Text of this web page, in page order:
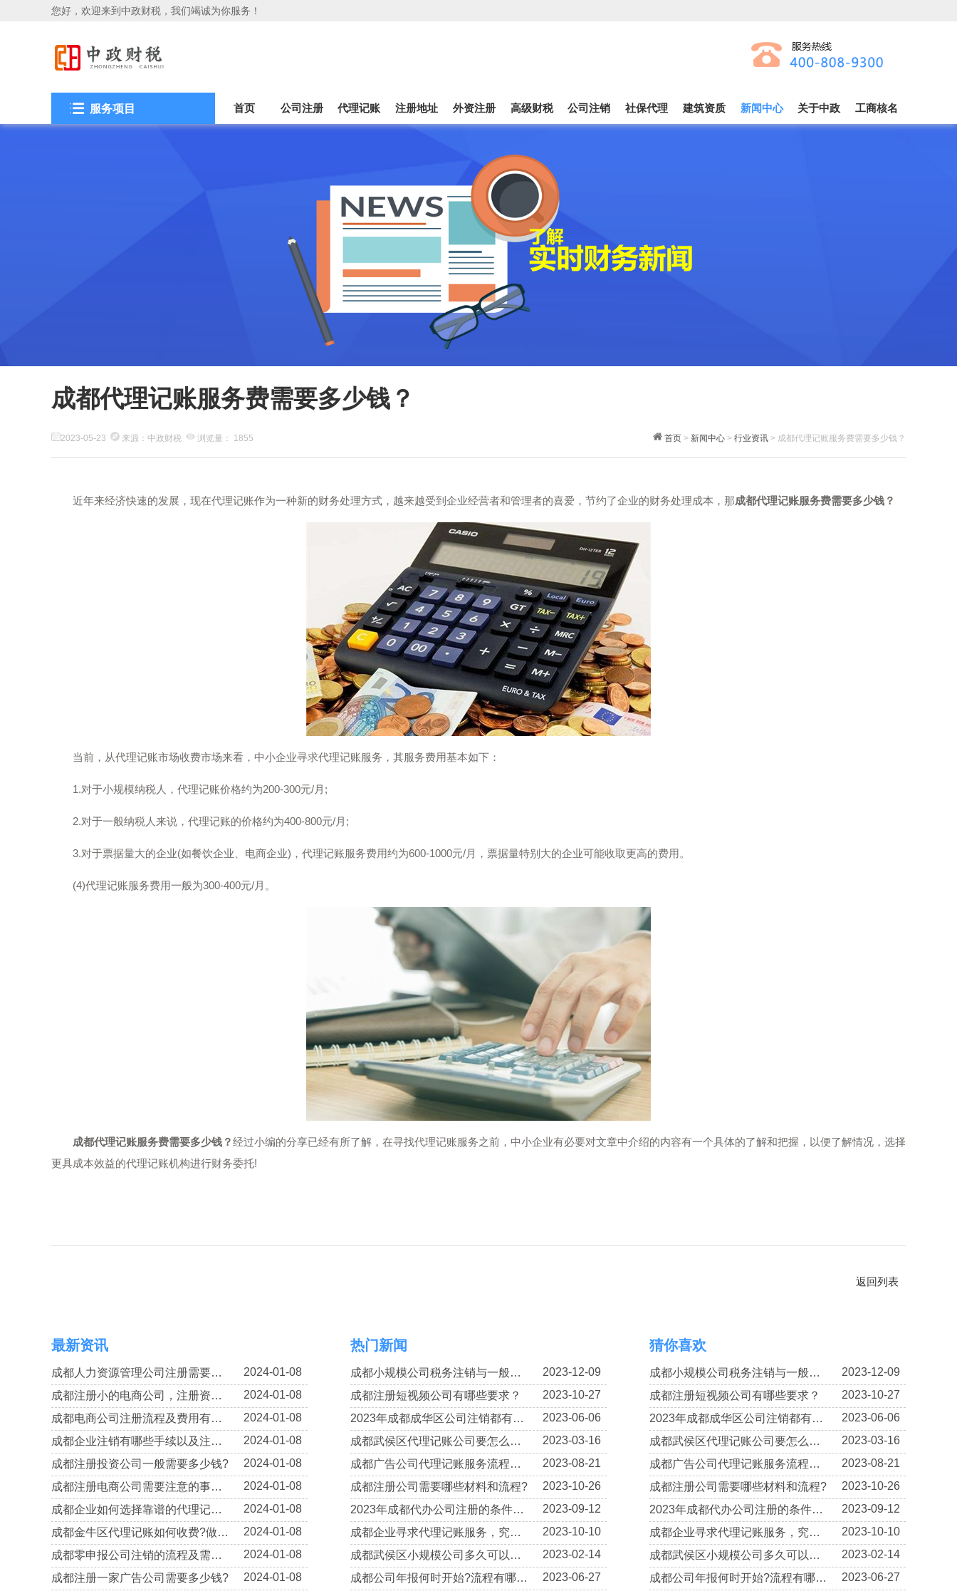
您好，欢迎来到中政财税，我们竭诚为你服务！
服务项目 首页 公司注册 代理记账 注册地址 外资注册 高级财税 公司注销 社保代理 建筑资质 新闻中心 关于中政 工商核名
成都代理记账服务费需要多少钱？
2023-05-23 来源：中政财税 浏览量： 1855 首页 > 新闻中心 > 行业资讯 > 成都代理记账服务费需要多少钱？
近年来经济快速的发展，现在代理记账作为一种新的财务处理方式，越来越受到企业经营者和管理者的喜爱，节约了企业的财务处理成本，那成都代理记账服务费需要多少钱？
当前，从代理记账市场收费市场来看，中小企业寻求代理记账服务，其服务费用基本如下：
1.对于小规模纳税人，代理记账价格约为200-300元/月;
2.对于一般纳税人来说，代理记账的价格约为400-800元/月;
3.对于票据量大的企业(如餐饮企业、电商企业)，代理记账服务费用约为600-1000元/月，票据量特别大的企业可能收取更高的费用。
(4)代理记账服务费用一般为300-400元/月。
成都代理记账服务费需要多少钱？经过小编的分享已经有所了解，在寻找代理记账服务之前，中小企业有必要对文章中介绍的内容有一个具体的了解和把握，以便了解情况，选择
更具成本效益的代理记账机构进行财务委托!
返回列表
最新资讯
成都人力资源管理公司注册需要什么材料?流程有哪些?
2024-01-08
成都注册小的电商公司，注册资本填写多少比较好?
2024-01-08
成都电商公司注册流程及费用有哪些?
2024-01-08
成都企业注销有哪些手续以及注意事项?
2024-01-08
成都注册投资公司一般需要多少钱?
2024-01-08
成都注册电商公司需要注意的事项有哪些呢?
2024-01-08
成都企业如何选择靠谱的代理记账公司?
2024-01-08
成都金牛区代理记账如何收费?做账流程有哪些?
2024-01-08
成都零申报公司注销的流程及需提供的资料!
2024-01-08
成都注册一家广告公司需要多少钱?
2024-01-08
热门新闻
成都小规模公司税务注销与一般纳税人公司有何不同?
2023-12-09
成都注册短视频公司有哪些要求？
2023-10-27
2023年成都成华区公司注销都有哪些流程?
2023-06-06
成都武侯区代理记账公司要怎么选择?
2023-03-16
成都广告公司代理记账服务流程是怎样的呢?
2023-08-21
成都注册公司需要哪些材料和流程?
2023-10-26
2023年成都代办公司注册的条件有哪些?
2023-09-12
成都企业寻求代理记账服务，究竟有何好处和优势呢?
2023-10-10
成都武侯区小规模公司多久可以申请注销?
2023-02-14
成都公司年报何时开始?流程有哪些?
2023-06-27
猜你喜欢
成都小规模公司税务注销与一般纳税人公司有何不同?
2023-12-09
成都注册短视频公司有哪些要求？
2023-10-27
2023年成都成华区公司注销都有哪些流程?
2023-06-06
成都武侯区代理记账公司要怎么选择?
2023-03-16
成都广告公司代理记账服务流程是怎样的呢?
2023-08-21
成都注册公司需要哪些材料和流程?
2023-10-26
2023年成都代办公司注册的条件有哪些?
2023-09-12
成都企业寻求代理记账服务，究竟有何好处和优势呢?
2023-10-10
成都武侯区小规模公司多久可以申请注销?
2023-02-14
成都公司年报何时开始?流程有哪些?
2023-06-27